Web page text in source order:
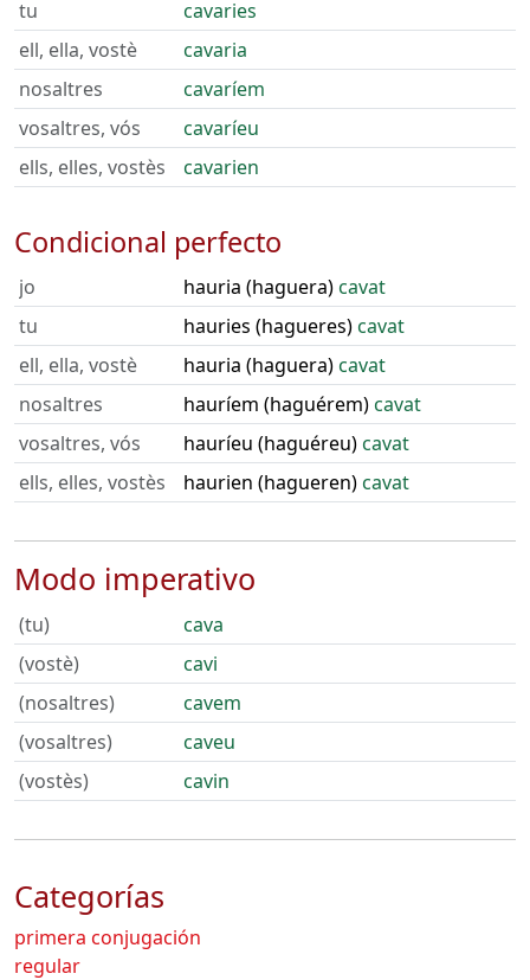
tu
cavaries
ell, ella, vostè
cavaria
nosaltres
cavaríem
vosaltres, vós
cavaríeu
ells, elles, vostès
cavarien
Condicional perfecto
jo hauria (haguera)cavat
tu
hauries (hagueres)cavat
ell, ella, vostè
hauria (haguera)cavat
nosaltres
hauríem (haguérem)cavat
vosaltres, vós
hauríeu (haguéreu)cavat
ells, elles, vostès
haurien (hagueren)cavat
Modo imperativo
(tu)
cava
(vostè)
cavi
(nosaltres)
cavem
(vosaltres)
caveu
(vostès)
cavin
Categorías
primera conjugación
regular